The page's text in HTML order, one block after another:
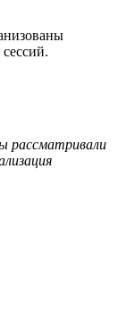
рассматривали